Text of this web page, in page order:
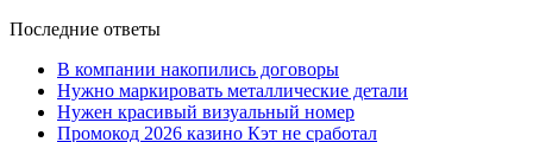
Последние ответы
В компании накопились договоры
Нужно маркировать металлические детали
Нужен красивый визуальный номер
Промокод 2026 казино Кэт не сработал